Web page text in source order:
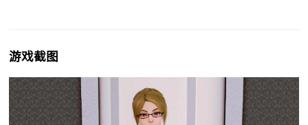
游戏截图